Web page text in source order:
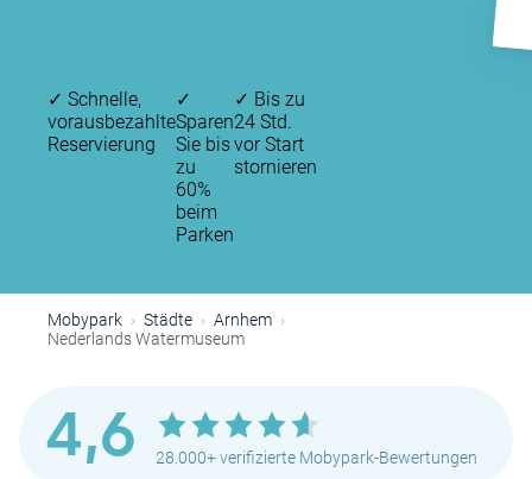
✓ Schnelle,
vorausbezahlte
Reservierung
✓
Sparen
Sie bis
zu
60%
beim
Parken
✓ Bis zu
24 Std.
vor Start
stornieren
Mobypark Städte
Arnhem
Nederlands Watermuseum
4,6 28.000+ verifizierte Mobypark-Bewertungen